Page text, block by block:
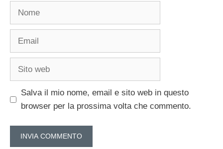
Nome
Email
Sito
Salva il mio nome, email e sito web in questo
browser per la prossima volta che commento.